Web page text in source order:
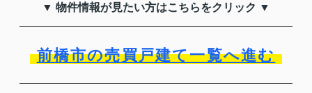
▼ 物件情報が見たい方はこちらをクリック ▼
前橋市の売買戸建て一覧へ進む